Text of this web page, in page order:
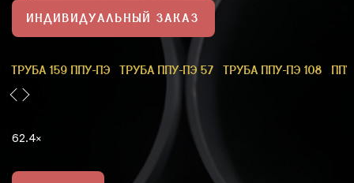
ИНДИВИДУАЛЬНЫЙ ЗАКАЗ
ТРУБА 159 ППУ-ПЭ ТРУБА ППУ-ПЭ 57 ТРУБА ППУ-ПЭ 108
62.4